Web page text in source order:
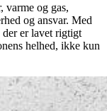
varme og gas,
og ansvar. Med
er lavet rigtigt
helhed, ikke kun